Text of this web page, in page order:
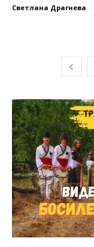
Светлана Драгнева -